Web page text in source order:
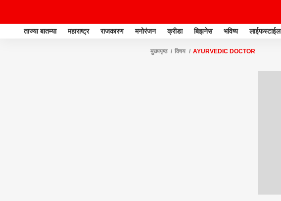
ताज्या बातम्या महाराष्ट्र राजकारण मनोरंजन क्रीडा बिझनेस भविष्य लाईफस्टाईल
मुख्यपृष्ठ विषय AYURVEDIC DOCTOR